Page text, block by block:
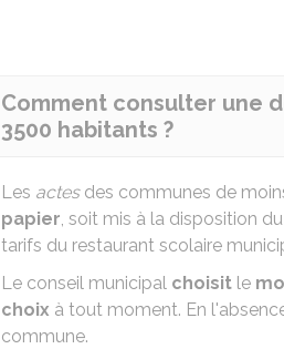
Comment consulter une
3500 habitants ?
Les actesdes communes de
papier, soit mis à la disposition
tarifs du restaurant scolaire
Le conseil municipal choisit le
choix à tout moment. En
commune.